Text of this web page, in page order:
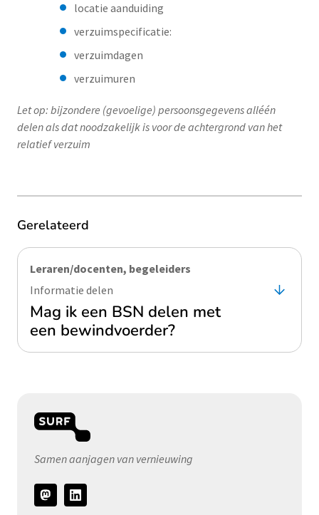
locatie aanduiding
verzuimspecificatie:
verzuimdagen
verzuimuren
Let op: bijzondere (gevoelige) persoonsgegevens alléén
delen als dat noodzakelijk is voor de achtergrond van het
relatief verzuim
Gerelateerd
Leraren/docenten, begeleiders
Informatie delen
Mag ik een BSN delen met
een bewindvoerder?
Samen aanjagen van vernieuwing
Volg
ons